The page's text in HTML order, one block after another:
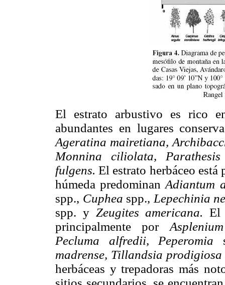
El estrato arbustivo es rico
abundantes en lugares
Ageratina mairetiana,
Monnina ciliolata,
fulgens.El estrato herbáceo está
húmeda predominanAdiantum
spp., Cuphea spp., Lepechinia
spp. y Zeugites americana.El
principalmente por
Pecluma alfredii, Peperomia
madrense, Tillandsia prodigiosa
herbáceas y trepadoras más